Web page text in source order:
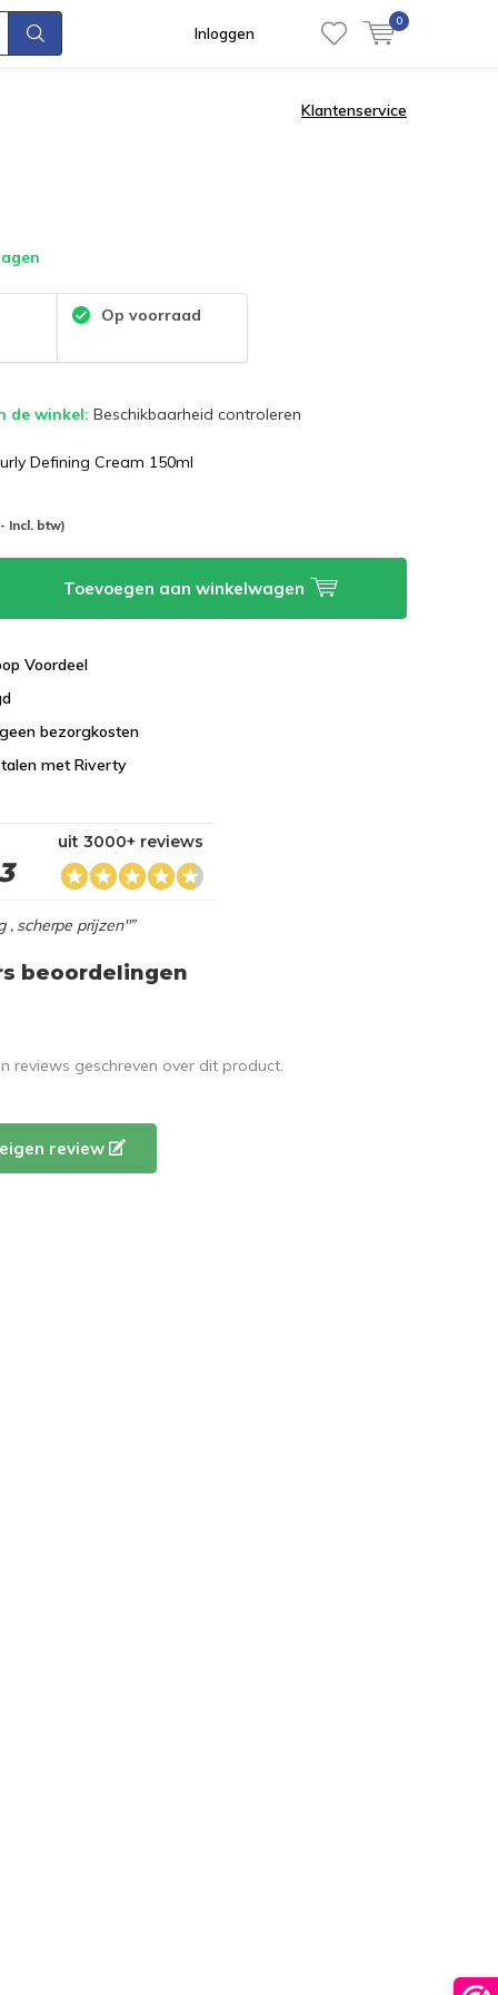
Inloggen
0
Klantenservice
Op voorraad
de winkel:Beschikbaarheid controleren
Defining Cream 150ml
Incl. btw)
Toevoegen aan winkelwagen
Voordeel
bezorgkosten
met Riverty
uit 3000+ reviews
, scherpe prijzen"”
beoordelingen
reviews geschreven over dit product.
review